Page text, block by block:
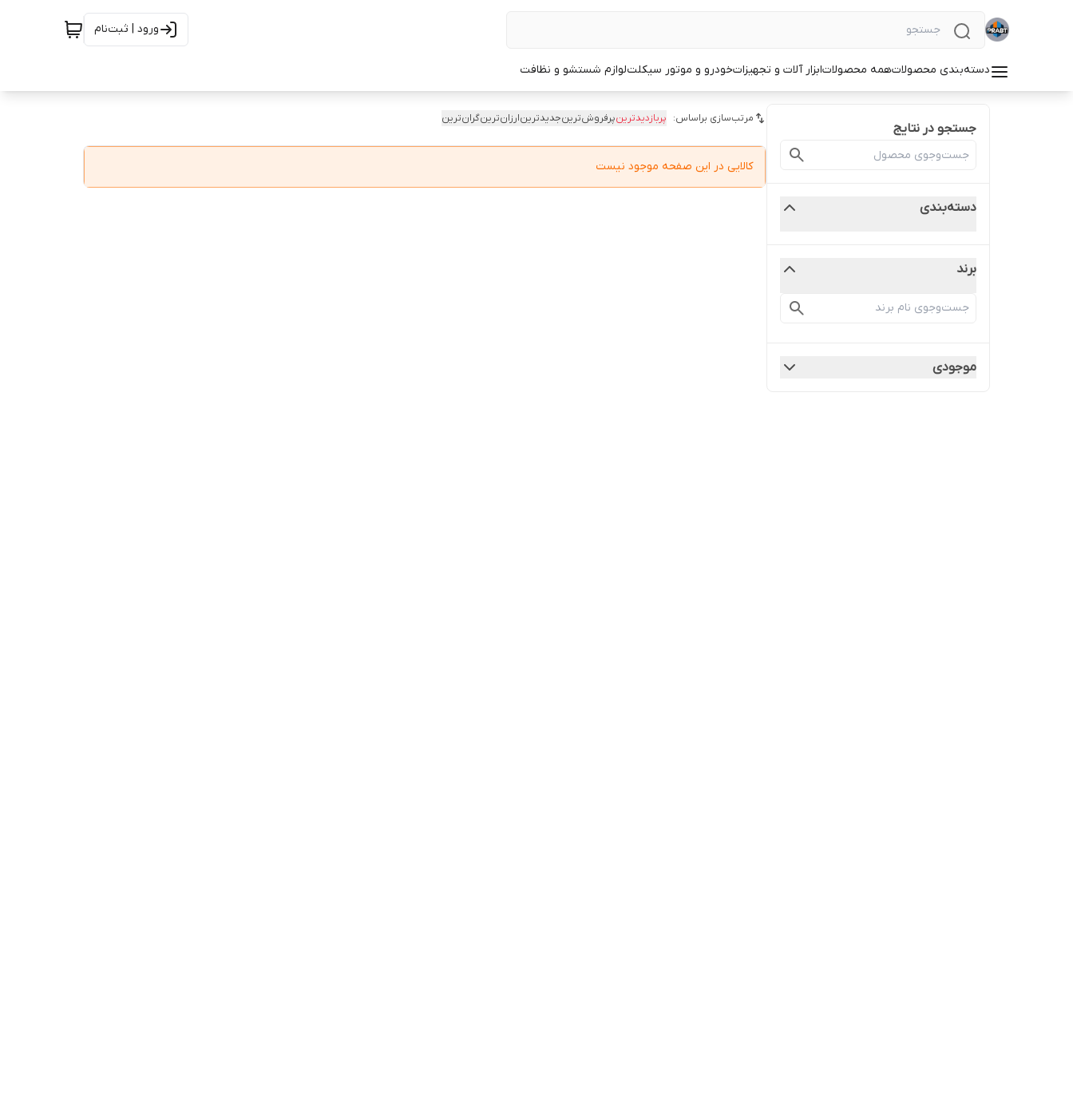
ورود | ثبت‌نام
دسته‌بندی محصولاتهمه محصولاتابزار آلات و تجهیزاتخودرو و موتور سیکلتلوازم شستشو و نظافت
جستجو در نتایج
دسته‌بندی
برند
موجودی
مرتب‌سازی براساس: پربازدیدترینپرفروش‌ترینجدیدترینارزان‌ترینگران‌ترین
کالایی در این صفحه موجود نیست